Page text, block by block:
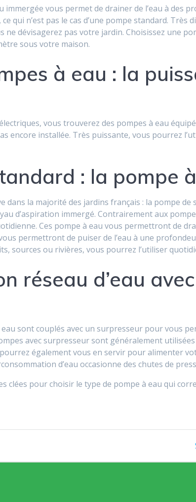
immergée vous permet de drainer de l’eau à des
qui n’est pas le cas d’une pompe standard.
ne dévisagerez pas votre jardin. Choisissez une
sous votre maison.
à eau : la
vous trouverez des pompes à eau
encore installée. Très puissante, vous pourrez
: la pompe
dans la majorité des jardins français : la pompe
d’aspiration immergé. Contrairement aux
Ces pompe à eau vous permettront de
permettront de puiser de l’eau à une
sources ou rivières, vous pourrez l’utiliser
réseau d’eau
sont couplés avec un surpresseur pour vous
avec surpresseur sont généralement
également vous en servir pour alimenter
d’eau occasionne des chutes de
clées pour choisir le type de pompe à eau qui